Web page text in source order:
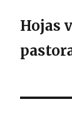
Hojas